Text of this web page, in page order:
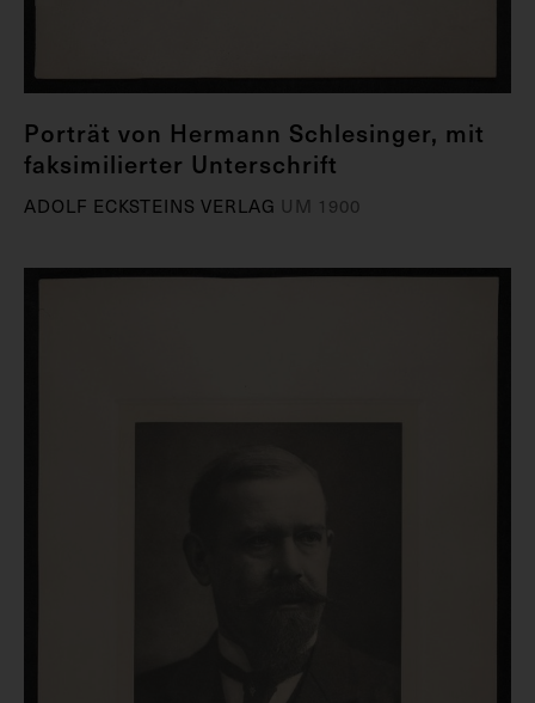
Porträt von Hermann Schlesinger, mit
faksimilierter Unterschrift
ADOLF ECKSTEINS VERLAG UM 1900